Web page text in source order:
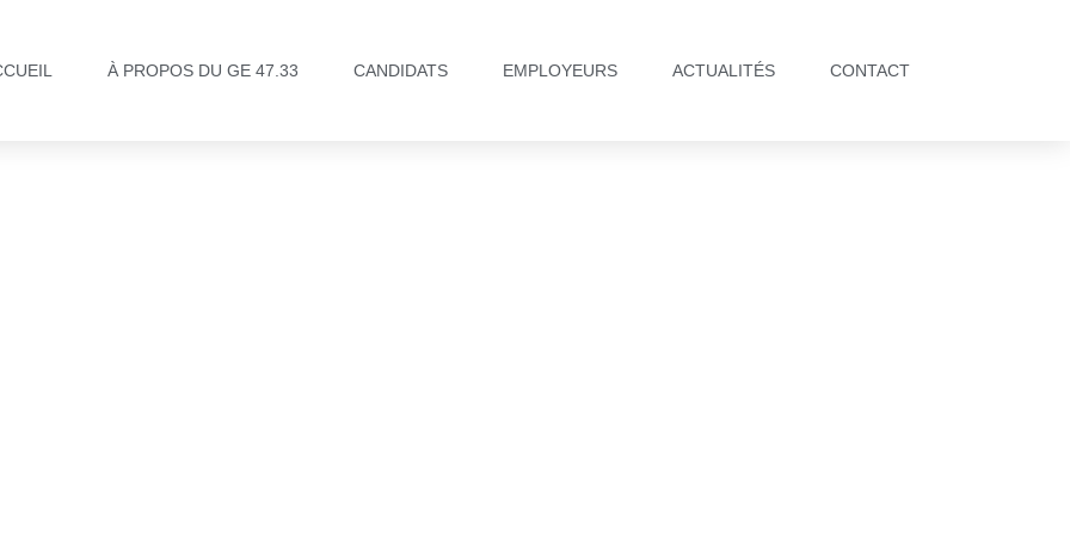
À PROPOS DU GE 47.33 CANDIDATS EMPLOYEURS ACTUALITÉS CONTACT